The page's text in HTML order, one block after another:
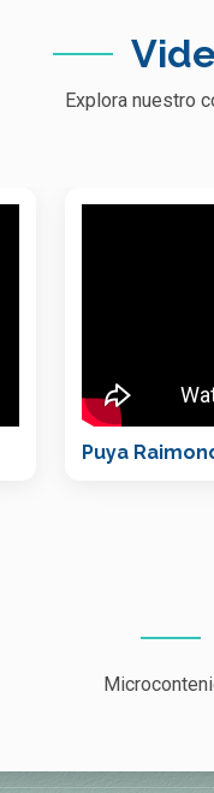
Explora nuestro
Puya